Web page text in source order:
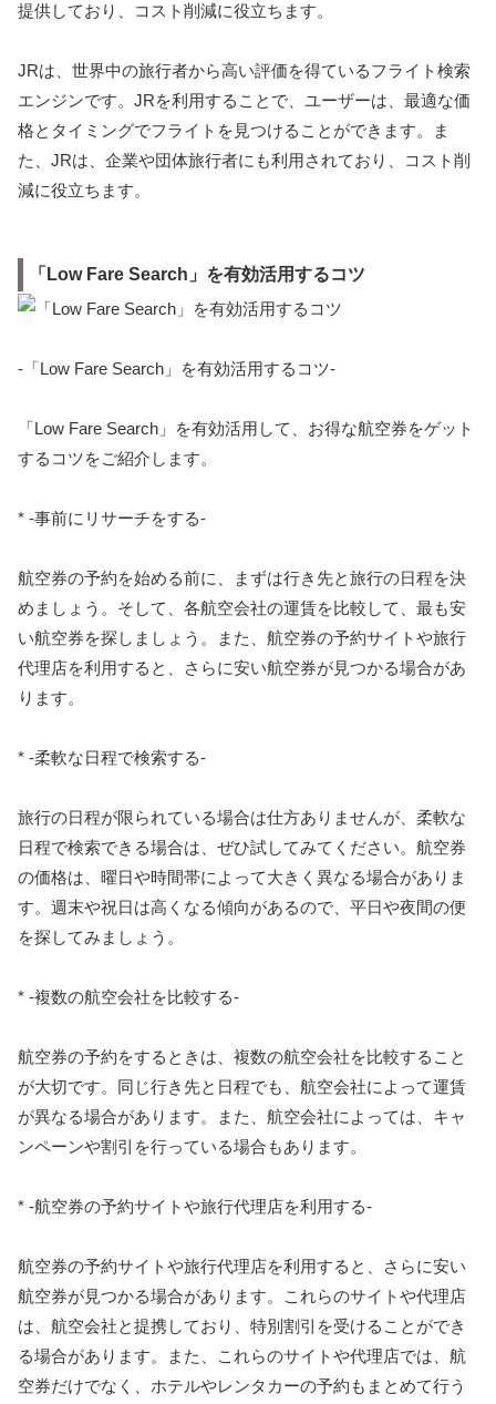
提供しており、コスト削減に役立ちます。
JRは、世界中の旅行者から高い評価を得ているフライト検索
エンジンです。JRを利用することで、ユーザーは、最適な価
格とタイミングでフライトを見つけることができます。ま
た、JRは、企業や団体旅行者にも利用されており、コスト削
減に役立ちます。
「Low Fare Search」を有効活用するコツ
-「Low Fare Search」を有効活用するコツ-
「Low Fare Search」を有効活用して、お得な航空券をゲット
するコツをご紹介します。
* -事前にリサーチをする-
航空券の予約を始める前に、まずは行き先と旅行の日程を決
めましょう。そして、各航空会社の運賃を比較して、最も安
い航空券を探しましょう。また、航空券の予約サイトや旅行
代理店を利用すると、さらに安い航空券が見つかる場合があ
ります。
* -柔軟な日程で検索する-
旅行の日程が限られている場合は仕方ありませんが、柔軟な
日程で検索できる場合は、ぜひ試してみてください。航空券
の価格は、曜日や時間帯によって大きく異なる場合がありま
す。週末や祝日は高くなる傾向があるので、平日や夜間の便
を探してみましょう。
* -複数の航空会社を比較する-
航空券の予約をするときは、複数の航空会社を比較すること
が大切です。同じ行き先と日程でも、航空会社によって運賃
が異なる場合があります。また、航空会社によっては、キャ
ンペーンや割引を行っている場合もあります。
* -航空券の予約サイトや旅行代理店を利用する-
航空券の予約サイトや旅行代理店を利用すると、さらに安い
航空券が見つかる場合があります。これらのサイトや代理店
は、航空会社と提携しており、特別割引を受けることができ
る場合があります。また、これらのサイトや代理店では、航
空券だけでなく、ホテルやレンタカーの予約もまとめて行う